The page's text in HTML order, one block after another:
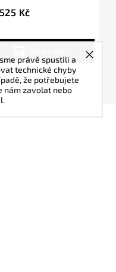
právě spustili a
technické chyby
že potřebujete
nám zavolat nebo
Kč